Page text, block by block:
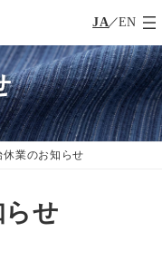
EN
JA
休業のお知らせ
せ